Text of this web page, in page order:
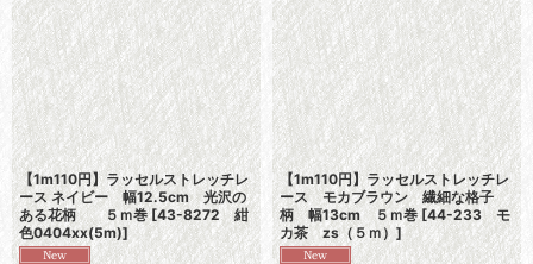
【1m110円】ラッセルストレッチレ
ース ネイビー 幅12.5cm 光沢の
ある花柄 ５ｍ巻 [43-8272 紺
色0404xx(5m)]
【1m110円】ラッセルストレッチレ
ース モカブラウン 繊細な格子
柄 幅13cm ５ｍ巻 [44-233 モ
カ茶 zs（５ｍ）]